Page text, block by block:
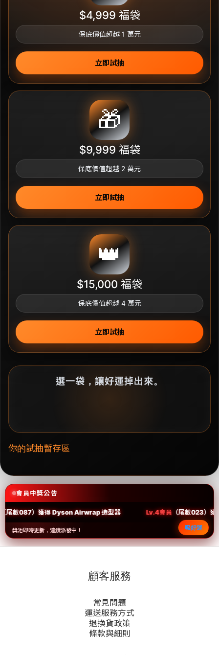
$4,999 福袋
保底價值超越 1 萬元
立即試抽
🎁
$9,999 福袋
保底價值超越 2 萬元
立即試抽
👑
$15,000 福袋
保底價值超越 4 萬元
立即試抽
選一袋，讓好運掉出來。
你的試抽暫存區
會員中獎公告
Lv.4會員（尾數023）獲得iPad Air Lv.3會員（尾數096
獎池即時更新，連續派發中！ 吸好運
顧客服務
常見問題
運送服務方式
退換貨政策
條款與細則